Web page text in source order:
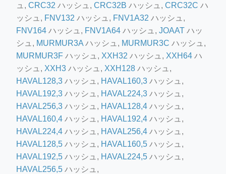
feed-calculator
ュ, CRC32 ハッシュ, CRC32B ハッシュ, CRC32C ハ
ッシュ, FNV132 ハッシュ, FNV1A32 ハッシュ,
FNV164 ハッシュ, FNV1A64 ハッシュ, JOAAT ハッ
シュ, MURMUR3A ハッシュ, MURMUR3C ハッシュ,
MURMUR3F ハッシュ, XXH32 ハッシュ, XXH64 ハ
ッシュ, XXH3 ハッシュ, XXH128 ハッシュ,
HAVAL128,3 ハッシュ, HAVAL160,3 ハッシュ,
HAVAL192,3 ハッシュ, HAVAL224,3 ハッシュ,
HAVAL256,3 ハッシュ, HAVAL128,4 ハッシュ,
HAVAL160,4 ハッシュ, HAVAL192,4 ハッシュ,
HAVAL224,4 ハッシュ, HAVAL256,4 ハッシュ,
HAVAL128,5 ハッシュ, HAVAL160,5 ハッシュ,
HAVAL192,5 ハッシュ, HAVAL224,5 ハッシュ,
HAVAL256,5 ハッシュ,